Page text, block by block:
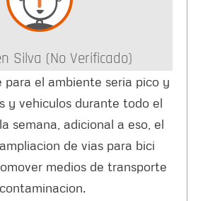
Silva (no Verificado)
para el ambiente seria pico y
y vehiculos durante todo el
semana, adicional a eso, el
de vias para bici
medios de transporte